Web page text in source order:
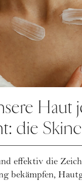
Haut
die
für H/W
effektiv die
bekämpfen,